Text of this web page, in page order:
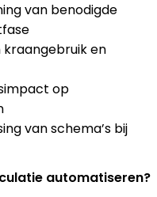
van benodigde
en
op
van schema’s bij
automatiseren?